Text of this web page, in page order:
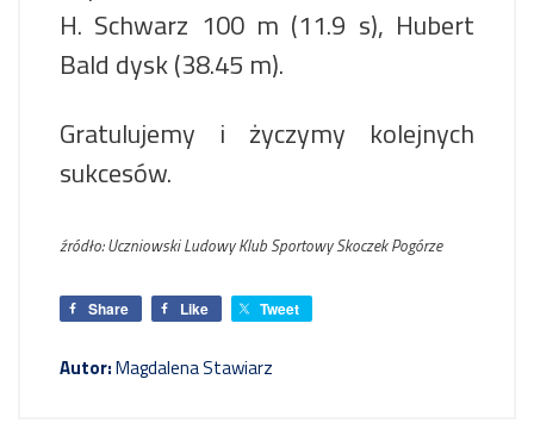
H. Schwarz 100 m (11.9 s), Hubert
Bald dysk (38.45 m).
Gratulujemy i życzymy kolejnych
sukcesów.
źródło: Uczniowski Ludowy Klub Sportowy Skoczek Pogórze
Share Like Tweet
Autor:Magdalena Stawiarz